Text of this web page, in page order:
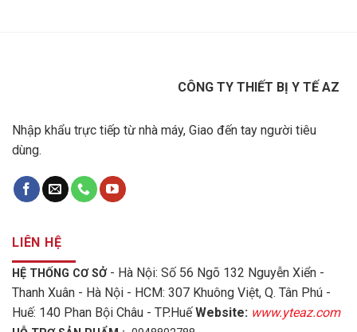
CÔNG TY THIẾT BỊ Y TẾ AZ
Nhập khẩu trực tiếp từ nhà máy, Giao đến tay người tiêu
dùng.
LIÊN HỆ
HỆ THỐNG CƠ SỞ - Hà Nội: Số 56 Ngõ 132 Nguyễn Xiển -
Thanh Xuân - Hà Nội - HCM: 307 Khuông Việt, Q. Tân Phú -
Huế: 140 Phan Bội Châu - TP.HuếWebsite: www.yteaz.com